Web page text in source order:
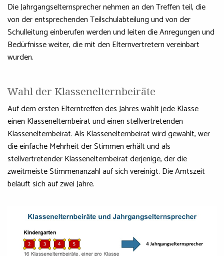
Die Jahrgangselternsprecher nehmen an den Treffen teil, die
von der entsprechenden Teilschulabteilung und von der
Schulleitung einberufen werden und leiten die Anregungen und
Bedürfnisse weiter, die mit den Elternvertretern vereinbart
wurden.
Wahl der Klassenelternbeiräte
Auf dem ersten Elterntreffen des Jahres wählt jede Klasse
einen Klassenelternbeirat und einen stellvertretenden
Klassenelternbeirat. Als Klassenelternbeirat wird gewählt, wer
die einfache Mehrheit der Stimmen erhält und als
stellvertretender Klassenelternbeirat derjenige, der die
zweitmeiste Stimmenanzahl auf sich vereinigt. Die Amtszeit
beläuft sich auf zwei Jahre.